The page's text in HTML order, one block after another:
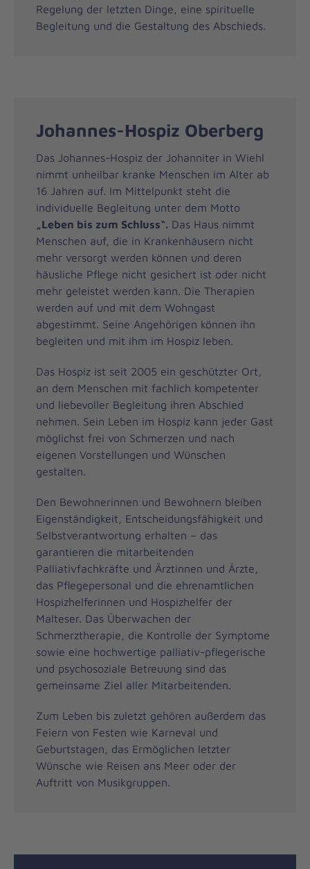
Regelung der letzten Dinge, eine spirituelle
Begleitung und die Gestaltung des Abschieds.
Johannes-Hospiz Oberberg
Das Johannes-Hospiz der Johanniter in Wiehl
nimmt unheilbar kranke Menschen im Alter ab
16 Jahren auf. Im Mittelpunkt steht die
individuelle Begleitung unter dem Motto
„Leben bis zum Schluss“. Das Haus nimmt
Menschen auf, die in Krankenhäusern nicht
mehr versorgt werden können und deren
häusliche Pflege nicht gesichert ist oder nicht
mehr geleistet werden kann. Die Therapien
werden auf und mit dem Wohngast
abgestimmt. Seine Angehörigen können ihn
begleiten und mit ihm im Hospiz leben.
Das Hospiz ist seit 2005 ein geschützter Ort,
an dem Menschen mit fachlich kompetenter
und liebevoller Begleitung ihren Abschied
nehmen. Sein Leben im Hospiz kann jeder Gast
möglichst frei von Schmerzen und nach
eigenen Vorstellungen und Wünschen
gestalten.
Den Bewohnerinnen und Bewohnern bleiben
Eigenständigkeit, Entscheidungsfähigkeit und
Selbstverantwortung erhalten – das
garantieren die mitarbeitenden
Palliativfachkräfte und Ärztinnen und Ärzte,
das Pflegepersonal und die ehrenamtlichen
Hospizhelferinnen und Hospizhelfer der
Malteser. Das Überwachen der
Schmerztherapie, die Kontrolle der Symptome
sowie eine hochwertige palliativ-pflegerische
und psychosoziale Betreuung sind das
gemeinsame Ziel aller Mitarbeitenden.
Zum Leben bis zuletzt gehören außerdem das
Feiern von Festen wie Karneval und
Geburtstagen, das Ermöglichen letzter
Wünsche wie Reisen ans Meer oder der
Auftritt von Musikgruppen.